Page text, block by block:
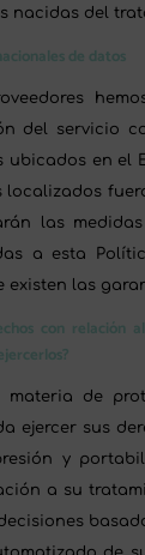
nacidas del
de datos
del servicio
ubicados en el
localizados
las
a esta
existen las
con relación
materia de
ejercer sus
y
a su